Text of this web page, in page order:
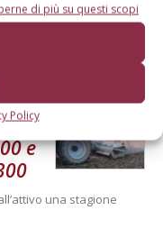
di più su questi scopi
Policy
300 ore
2026
e
una stagione